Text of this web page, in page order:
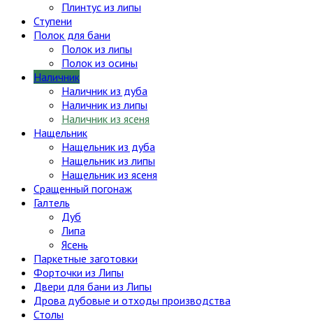
Плинтус из липы
Ступени
Полок для бани
Полок из липы
Полок из осины
Наличник
Наличник из дуба
Наличник из липы
Наличник из ясеня
Нащельник
Нащельник из дуба
Нащельник из липы
Нащельник из ясеня
Сращенный погонаж
Галтель
Дуб
Липа
Ясень
Паркетные заготовки
Форточки из Липы
Двери для бани из Липы
Дрова дубовые и отходы производства
Столы